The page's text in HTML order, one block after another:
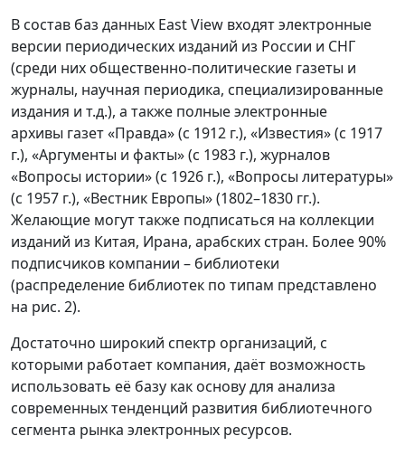
В состав баз данных East View входят электронные
версии периодических изданий из России и СНГ
(среди них общественно-политические газеты и
журналы, научная периодика, специализированные
издания и т.д.), а также полные электронные
архивы газет «Правда» (с 1912 г.), «Известия» (с 1917
г.), «Аргументы и факты» (с 1983 г.), журналов
«Вопросы истории» (с 1926 г.), «Вопросы литературы»
(с 1957 г.), «Вестник Европы» (1802–1830 гг.).
Желающие могут также подписаться на коллекции
изданий из Китая, Ирана, арабских стран. Более 90%
подписчиков компании – библиотеки
(распределение библиотек по типам представлено
на рис. 2).
Достаточно широкий спектр организаций, с
которыми работает компания, даёт возможность
использовать её базу как основу для анализа
современных тенденций развития библиотечного
сегмента рынка электронных ресурсов.